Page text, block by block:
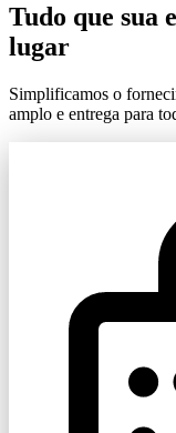
Tudo que sua
lugar
Simplificamos o
amplo e entrega para